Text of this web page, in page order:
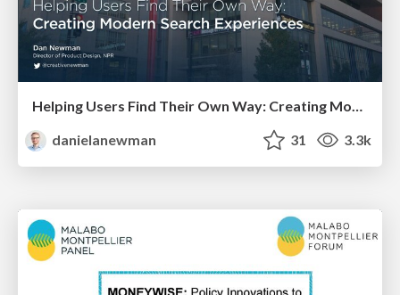
Helping Users Find Their Own Way: Creating Modern Search Experiences
danielanewman
31 3.3k